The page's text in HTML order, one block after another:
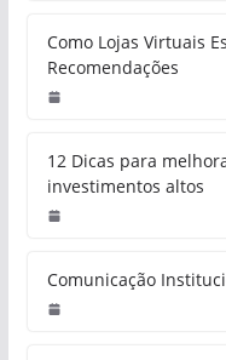
Como Lojas Virtuais
Recomendações
12 Dicas para
investimentos altos
Comunicação